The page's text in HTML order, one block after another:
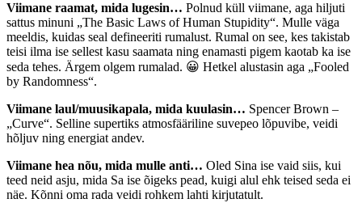
Viimane raamat, mida lugesin… Polnud küll viimane, aga hiljuti
sattus minuni „The Basic Laws of Human Stupidity“. Mulle väga
meeldis, kuidas seal defineeriti rumalust. Rumal on see, kes takistab
teisi ilma ise sellest kasu saamata ning enamasti pigem kaotab ka ise
seda tehes. Ärgem olgem rumalad. 😀 Hetkel alustasin aga „Fooled
by Randomness“.
Viimane laul/muusikapala, mida kuulasin… Spencer Brown –
„Curve“. Selline supertiks atmosfääriline suvepeo lõpuvibe, veidi
hõljuv ning energiat andev.
Viimane hea nõu, mida mulle anti… Oled Sina ise vaid siis, kui
teed neid asju, mida Sa ise õigeks pead, kuigi alul ehk teised seda ei
näe. Kõnni oma rada veidi rohkem lahti kirjutatult.